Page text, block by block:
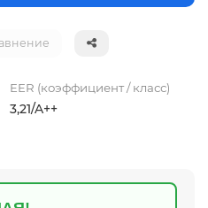
EER (коэффициент / класс)
3,21/A++